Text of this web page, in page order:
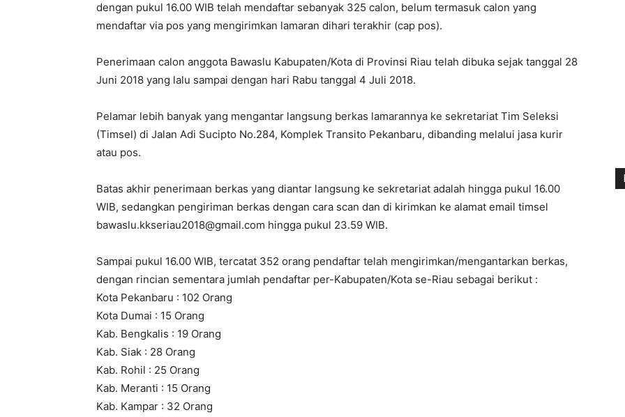
dengan pukul 16.00 WIB telah mendaftar sebanyak 325 calon, belum termasuk calon yang
mendaftar via pos yang mengirimkan lamaran dihari terakhir (cap pos).
Penerimaan calon anggota Bawaslu Kabupaten/Kota di Provinsi Riau telah dibuka sejak tanggal 28
Juni 2018 yang lalu sampai dengan hari Rabu tanggal 4 Juli 2018.
Pelamar lebih banyak yang mengantar langsung berkas lamarannya ke sekretariat Tim Seleksi
(Timsel) di Jalan Adi Sucipto No.284, Komplek Transito Pekanbaru, dibanding melalui jasa kurir
atau pos.
Batas akhir penerimaan berkas yang diantar langsung ke sekretariat adalah hingga pukul 16.00
WIB, sedangkan pengiriman berkas dengan cara scan dan di kirimkan ke alamat email timsel
bawaslu.kkseriau2018@gmail.com hingga pukul 23.59 WIB.
Sampai pukul 16.00 WIB, tercatat 352 orang pendaftar telah mengirimkan/mengantarkan berkas,
dengan rincian sementara jumlah pendaftar per-Kabupaten/Kota se-Riau sebagai berikut :
Kota Pekanbaru : 102 Orang
Kota Dumai : 15 Orang
Kab. Bengkalis : 19 Orang
Kab. Siak : 28 Orang
Kab. Rohil : 25 Orang
Kab. Meranti : 15 Orang
Kab. Kampar : 32 Orang